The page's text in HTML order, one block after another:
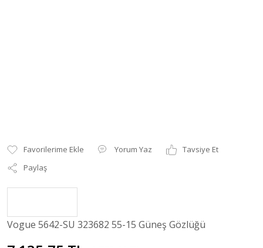
Yorum Yaz
Tavsiye Et
Paylaş
Vogue 5642-SU 323682 55-15 Güneş Gözlüğü